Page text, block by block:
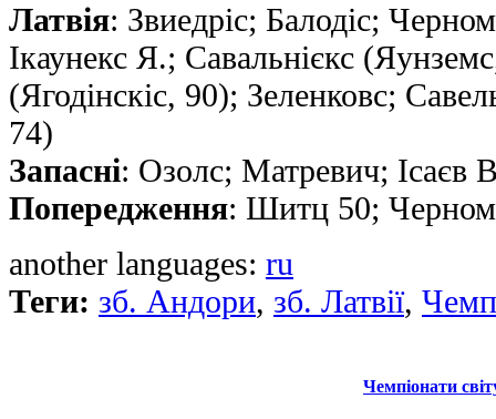
Латвія: Звиедріс; Балодіс;
Ікаунекс Я.; Савальнієкс
(Ягодiнскiс, 90); Зеленковс;
74)
Запасні: Озолс; Матревич; Ісаєв
Попередження: Шитц 50;
another languages: ru
Теги: зб. Андори, зб. Латвії,
Чемпіонати